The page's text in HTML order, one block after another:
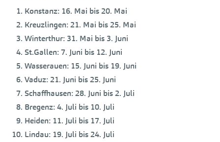
Konstanz: 16. Mai bis 20. Mai
Kreuzlingen: 21. Mai bis 25. Mai
Winterthur: 31. Mai bis 3. Juni
St.Gallen: 7. Juni bis 12. Juni
Wasserauen: 15. Juni bis 19. Juni
Vaduz: 21. Juni bis 25. Juni
Schaffhausen: 28. Juni bis 2. Juli
Bregenz: 4. Juli bis 10. Juli
Heiden: 11. Juli bis 17. Juli
Lindau: 19. Juli bis 24. Juli